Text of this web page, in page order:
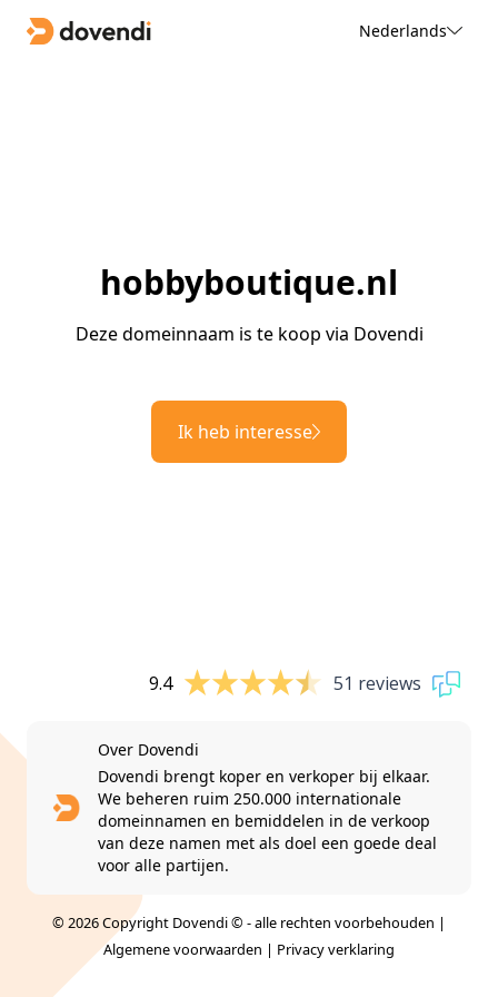
Nederlands
hobbyboutique.nl
Deze domeinnaam is te koop via Dovendi
Ik heb interesse
9.4 51 reviews
Over Dovendi
Dovendi brengt koper en verkoper bij elkaar.
We beheren ruim 250.000 internationale
domeinnamen en bemiddelen in de verkoop
van deze namen met als doel een goede deal
voor alle partijen.
© 2026 Copyright Dovendi © - alle rechten voorbehouden |
Algemene voorwaarden | Privacy verklaring